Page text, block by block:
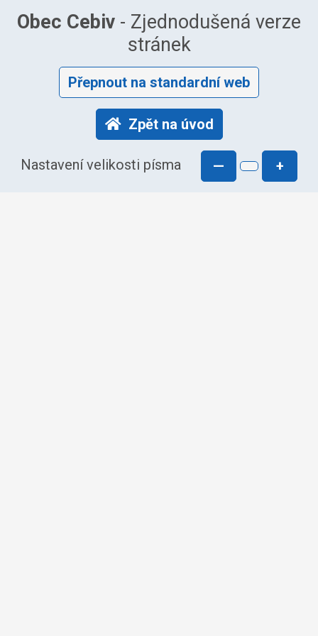
Obec Cebiv - Zjednodušená verze
stránek
Přepnout na standardní web
Zpět na úvod
Nastavení velikosti písma — +